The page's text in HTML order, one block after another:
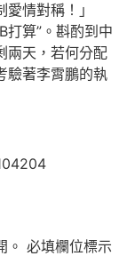
情對稱！」
B打算”。斟酌到中
兩天，若何分配
驗著李霄鵬的執
。 必填欄位標示